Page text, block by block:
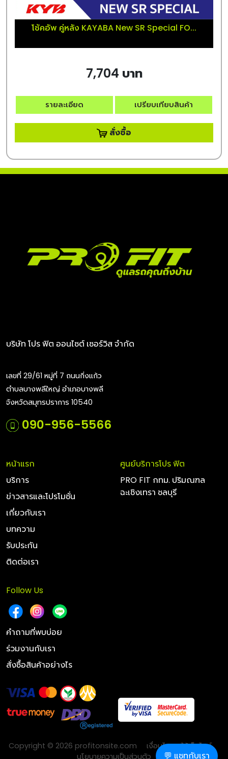
โช้คอัพ คู่หลัง KAYABA New SR Special FO...
7,704 บาท
รายละเอียด เปรียบเทียบสินค้า
สั่งซื้อ
บริษัท โปร ฟิต ออนไซต์ เซอร์วิส จำกัด
เลขที่ 29/61 หมู่ที่ 7 ถนนกิ่งแก้ว
ตำบลบางพลีใหญ่ อำเภอบางพลี
จังหวัดสมุทรปราการ 10540
090-956-5566
หน้าแรก
บริการ
ข่าวสารและโปรโมชั่น
เกี่ยวกับเรา
บทความ
รับประกัน
ติดต่อเรา
ศูนย์บริการโปร ฟิต
PRO FIT กทม. ปริมณฑล
ฉะเชิงเทรา ชลบุรี
Follow Us
คำถามที่พบบ่อย
ร่วมงานกับเรา
สั่งซื้อสินค้าอย่างไร
Copyright © 2026 profitonsite.com
เงื่อนไขการใช้เว็บไซต์
นโยบายความเป็นส่วนตัว
💬 แชทกับเรา